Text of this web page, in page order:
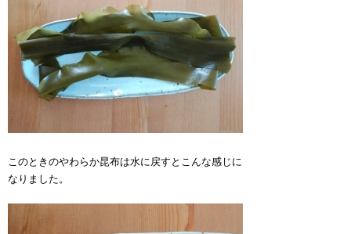
このときのやわらか昆布は水に戻すとこんな感じに
なりました。